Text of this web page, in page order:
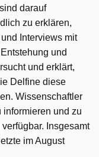
darauf
zu erklären,
Interviews mit
und
und erklärt,
Delfine diese
Wissenschaftler
informieren und zu
Insgesamt
im August